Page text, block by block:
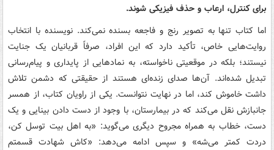
برای کنترل، ارعاب و حذف فیزیکی شوند.
اما کتاب تنها به تصویر رنج و فاجعه بسنده نمی‌کند. نویسنده با انتخاب
روایت‌هایی خاص، تأکید دارد که این افراد، صرفاً قربانیان یک جنایت
نیستند؛ بلکه در موقعیتی ناخواسته، به نمادهایی از پایداری و پیام‌رسانی
تبدیل شده‌اند. آن‌ها صدای زنده‌ای هستند از حقیقتی که دشمن تلاش
داشت خاموش کند، اما در نهایت نتوانست. یکی از راویان کتاب، از همسر
جانبازش نقل می‌کند که در بیمارستان، با وجود از دست دادن بینایی و یک
دست، خطاب به همراه مجروح دیگری می‌گوید: «به اهل بیت توسل کن،
دردت کمتر می‌شه» و سپس ادامه می‌دهد: «کاش شهادت قسمتم